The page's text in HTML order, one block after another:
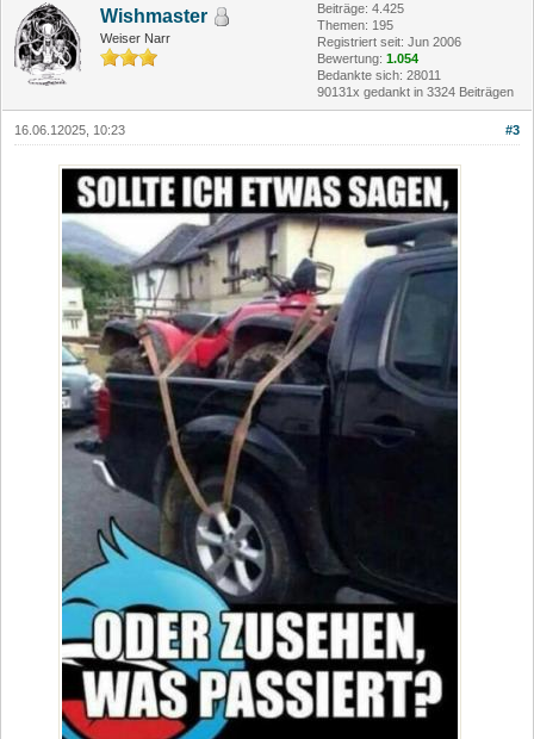
Wishmaster
Weiser Narr
Beiträge: 4.425
Themen: 195
Registriert seit: Jun 2006
Bewertung: 1.054
Bedankte sich: 28011
90131x gedankt in 3324 Beiträgen
#3
16.06.12025, 10:23